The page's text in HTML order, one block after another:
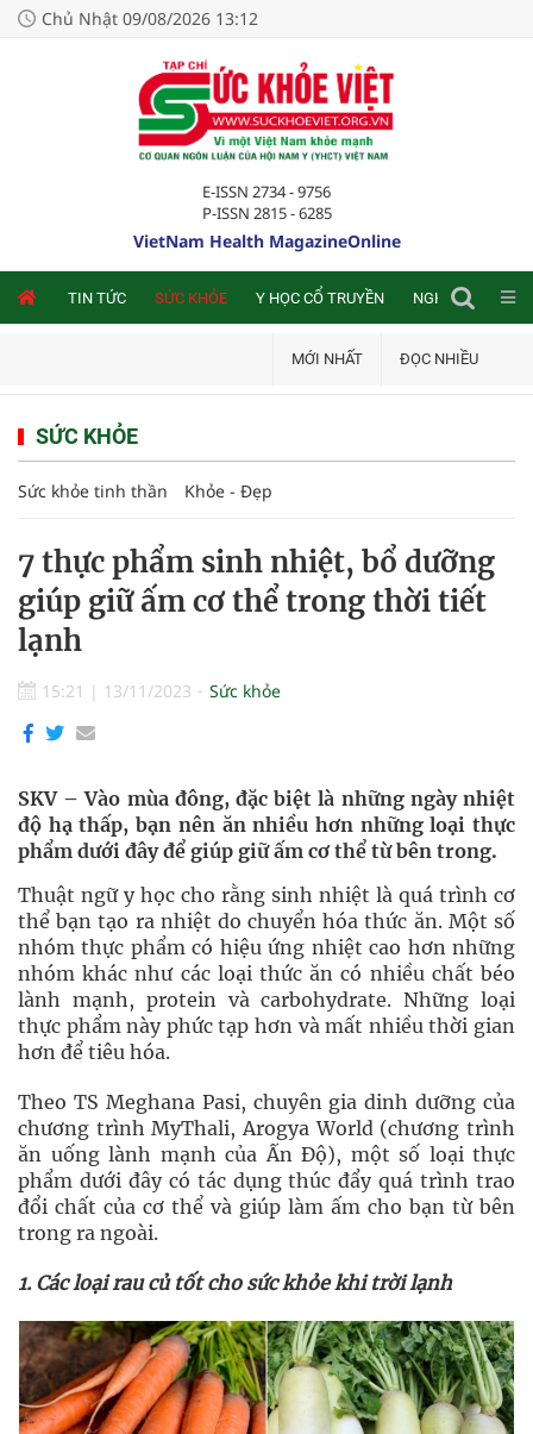
Chủ Nhật 09/08/2026 13:12
E-ISSN 2734 - 9756
P-ISSN 2815 - 6285
VietNam Health MagazineOnline
TIN TỨC SỨC KHỎE Y HỌC CỔ TRUYỀN NGHIÊN CỨU
MỚI NHẤT ĐỌC NHIỀU
SỨC KHỎE
Sức khỏe tinh thần Khỏe - Đẹp
7 thực phẩm sinh nhiệt, bổ dưỡng
giúp giữ ấm cơ thể trong thời tiết
lạnh
15:21 | 13/11/2023 Sức khỏe
SKV – Vào mùa đông, đặc biệt là những ngày nhiệt
độ hạ thấp, bạn nên ăn nhiều hơn những loại thực
phẩm dưới đây để giúp giữ ấm cơ thể từ bên trong.
Thuật ngữ y học cho rằng sinh nhiệt là quá trình cơ
thể bạn tạo ra nhiệt do chuyển hóa thức ăn. Một số
nhóm thực phẩm có hiệu ứng nhiệt cao hơn những
nhóm khác như các loại thức ăn có nhiều chất béo
lành mạnh, protein và carbohydrate. Những loại
thực phẩm này phức tạp hơn và mất nhiều thời gian
hơn để tiêu hóa.
Theo TS Meghana Pasi, chuyên gia dinh dưỡng của
chương trình MyThali, Arogya World (chương trình
ăn uống lành mạnh của Ấn Độ), một số loại thực
phẩm dưới đây có tác dụng thúc đẩy quá trình trao
đổi chất của cơ thể và giúp làm ấm cho bạn từ bên
trong ra ngoài.
1. Các loại rau củ tốt cho sức khỏe khi trời lạnh